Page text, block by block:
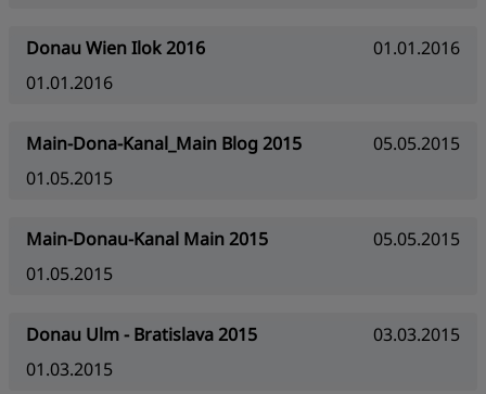
Donau Wien Ilok 2016
01.01.2016
01.01.2016
Main-Dona-Kanal_Main Blog 2015
05.05.2015
01.05.2015
Main-Donau-Kanal Main 2015
05.05.2015
01.05.2015
Donau Ulm - Bratislava 2015
03.03.2015
01.03.2015